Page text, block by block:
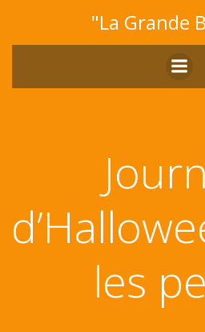
au
"La Grande
les